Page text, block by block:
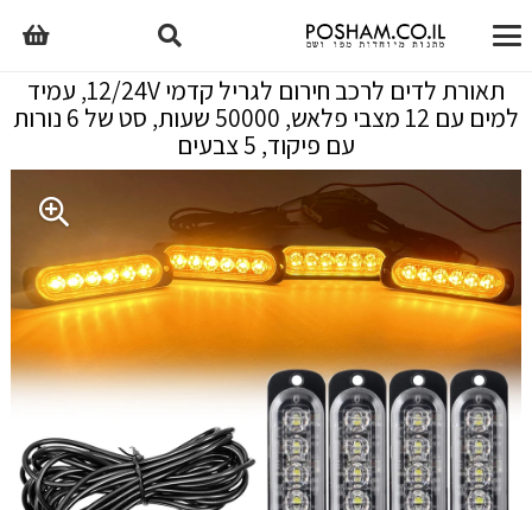
תאורת לדים לרכב חירום לגריל קדמי 12/24V, עמיד
למים עם 12 מצבי פלאש, 50000 שעות, סט של 6 נורות
עם פיקוד, 5 צבעים